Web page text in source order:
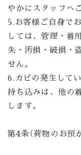
やかにスタッフへ
5.お客様ご自身で
しては、管理・着
失・汚損・破損・
せん。
6.カビの発生して
持ち込みは、他の
します。
第4条（荷物のお預